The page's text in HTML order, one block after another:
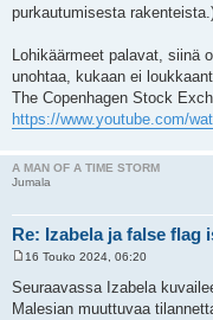
purkautumisesta
Lohikäärmeet palavat, siinä
unohtaa, kukaan ei
The Copenhagen Stock
https://www.youtube.com/
A MAN OF A TIME STORM
Jumala
Re: Izabela ja false flag
e
s
16 Touko 2024, 06:20
Seuraavassa Izabela
Malesian muuttuvaa